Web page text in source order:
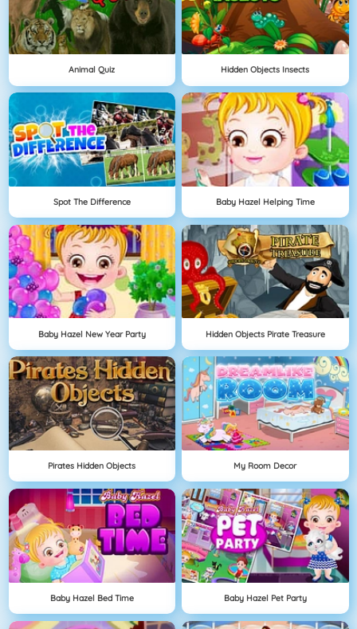
Animal Quiz Hidden Objects Insects
Spot The Difference Baby Hazel Helping Time
Baby Hazel New Year Party Hidden Objects Pirate Treasure
Pirates Hidden Objects My Room Decor
Baby Hazel Bed Time Baby Hazel Pet Party